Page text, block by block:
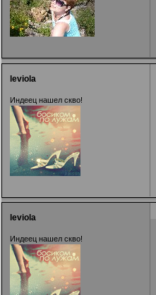
leviola
Индеец нашел скво!
leviola
Индеец нашел скво!